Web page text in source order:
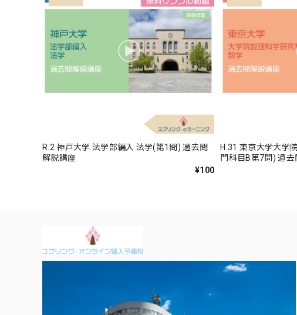
R.2 神戸大学 法学部編入 法学(第1問) 過去問
解説講座
¥100
H.31 東京大学大学
門科目B第7問) 過